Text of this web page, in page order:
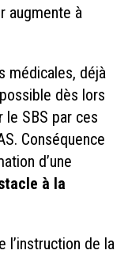
augmente à
médicales, déjà
dès lors
SBS par ces
Conséquence
d’une
à la
l’instruction de la